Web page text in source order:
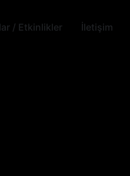
/ Etkinlikler
İletişim